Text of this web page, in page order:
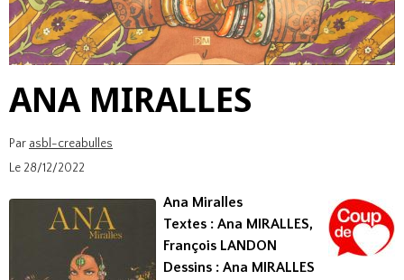
ANA MIRALLES
Par asbl-creabulles
Le 28/12/2022
Ana Miralles
Textes : Ana MIRALLES,
François LANDON
Dessins : Ana MIRALLES